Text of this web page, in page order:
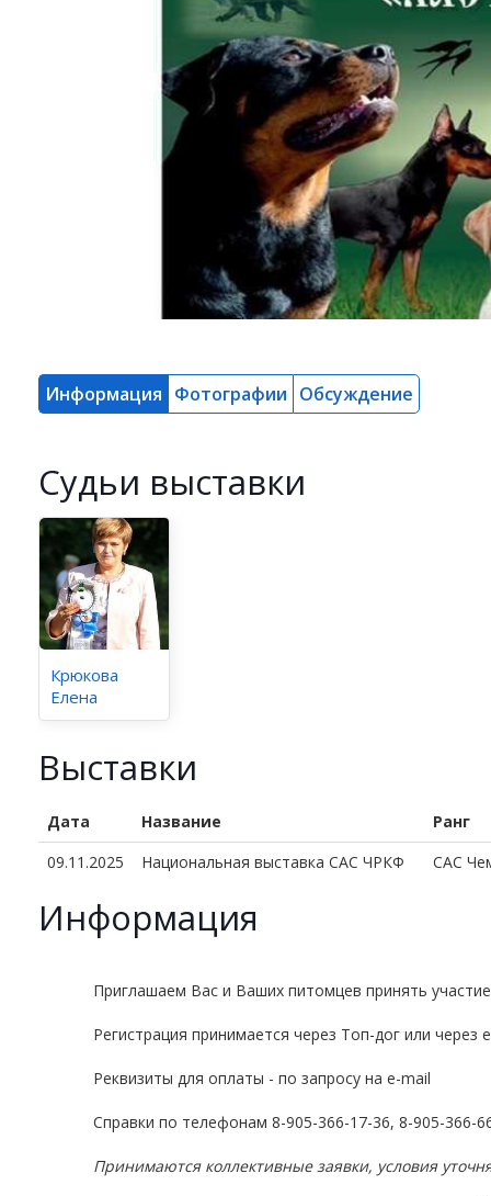
Информация Фотографии Обсуждение
Cудьи выставки
Крюкова
Елена
Выставки
Дата Название
Ранг
09.11.2025
Национальная выставка CAC ЧРКФ CAC
Информация
Приглашаем Вас и Ваших питомцев принять
Регистрация принимается через Топ-дог или через
Реквизиты для оплаты - по запросу на e-mail
Справки по телефонам 8-905-366-17-36, 8-905-366-
Принимаются коллективные заявки, условия